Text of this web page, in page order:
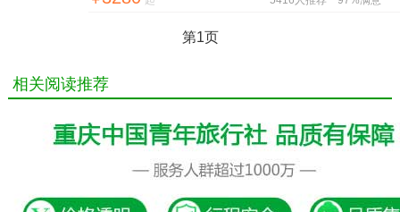
第1页
相关阅读推荐